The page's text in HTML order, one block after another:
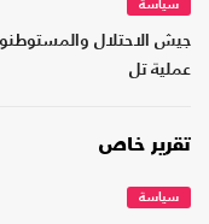
سياسة
جيش الاحتلال
عملية تل
تقرير خاص
سياسة